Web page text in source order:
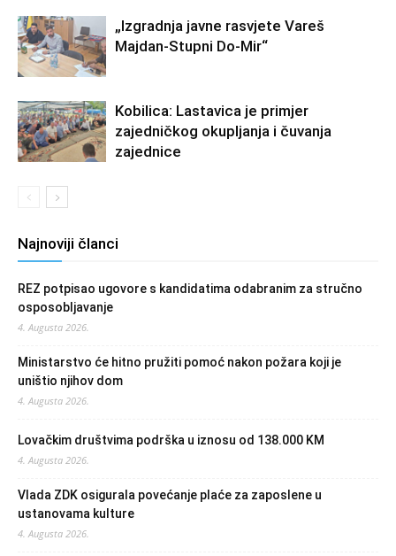
„Izgradnja javne rasvjete Vareš
Majdan-Stupni Do-Mir“
Kobilica: Lastavica je primjer
zajedničkog okupljanja i čuvanja
zajednice
Najnoviji članci
REZ potpisao ugovore s kandidatima odabranim za stručno
osposobljavanje
4. Augusta 2026.
Ministarstvo će hitno pružiti pomoć nakon požara koji je
uništio njihov dom
4. Augusta 2026.
Lovačkim društvima podrška u iznosu od 138.000 KM
4. Augusta 2026.
Vlada ZDK osigurala povećanje plaće za zaposlene u
ustanovama kulture
4. Augusta 2026.